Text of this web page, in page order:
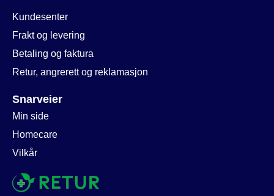
Kundesenter
Frakt og levering
Betaling og faktura
Retur, angrerett og reklamasjon
Snarveier
Min side
Homecare
Vilkår